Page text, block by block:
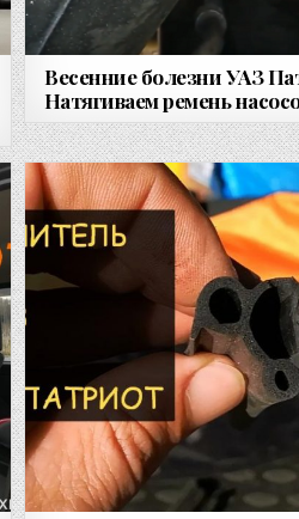
Весенние болезни УАЗ
Натягиваем ремень